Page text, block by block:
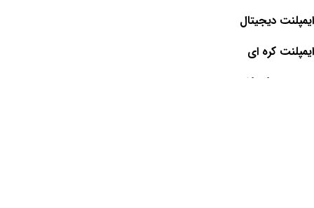
ایمپلنت دیجیتال
ایمپلنت کره ای
ارتودنسی کودکان